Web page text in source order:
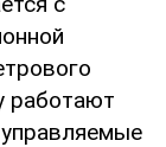
работают